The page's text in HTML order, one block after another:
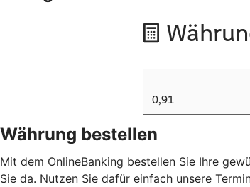
Währung bestellen
Mit dem OnlineBanking bestellen Sie Ihre
Sie da. Nutzen Sie dafür einfach unsere